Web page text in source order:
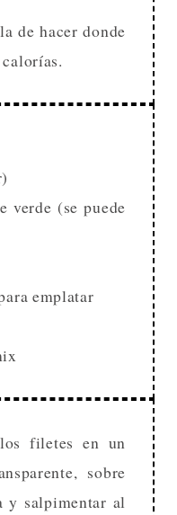
de hacer donde
verde (se puede
emplatar
filetes en un
sobre
y salpimentar al